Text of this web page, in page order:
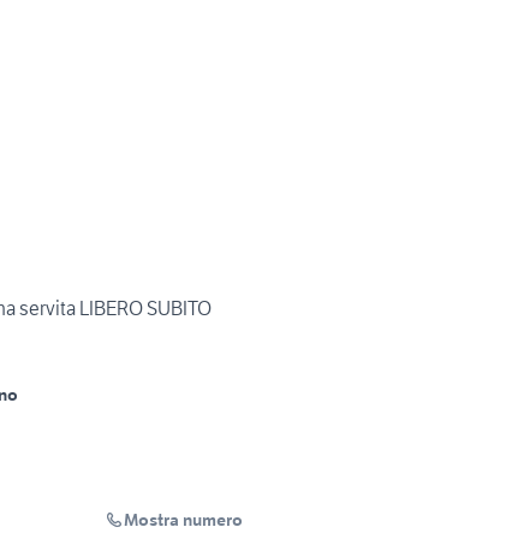
servita LIBERO SUBITO
Mostra numero